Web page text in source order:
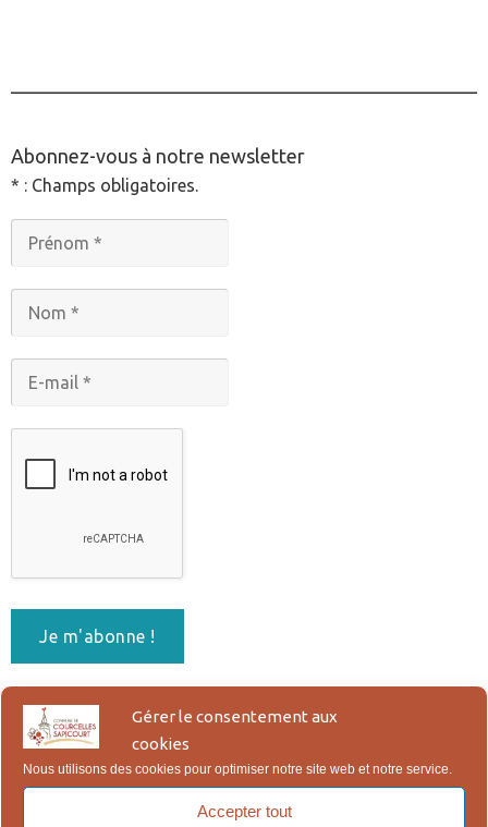
Gérer le consentement aux
cookies
Nous utilisons des cookies pour optimiser notre site web et notre service.
Accepter tout
Abonnez-vous à notre newsletter
* : Champs obligatoires.
Confidentialité, qui figure en bas de page.